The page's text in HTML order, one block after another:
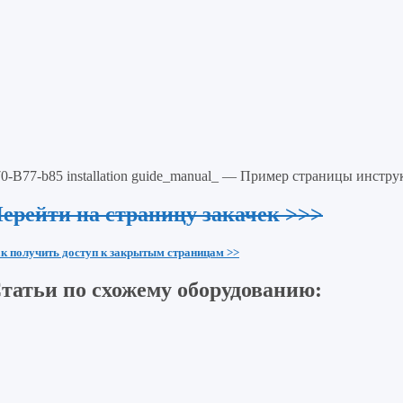
B77-b85 installation guide_manual_ — Пример страницы
на страницу закачек >>>
получить доступ к закрытым страницам >>
по схожему оборудованию: